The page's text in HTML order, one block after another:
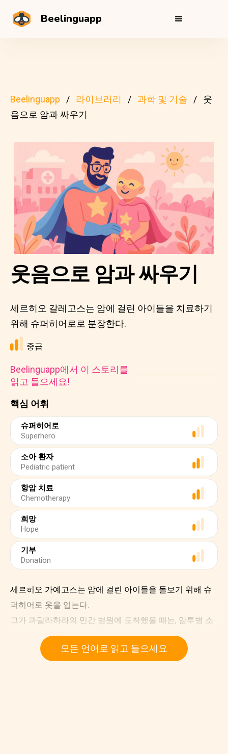
Beelinguapp
Beelinguapp 라이브러리 과학 및 기술
웃
음으로 암과 싸우기
핵심 어휘
슈퍼히어로
Superhero
소아 환자
Pediatric patient
항암 치료
Chemotherapy
희망
Hope
기부
Donation
웃음으로 암과 싸우기
세르히오 갈레고스는 암에 걸린 아이들을 치료하기
위해 슈퍼히어로로 분장한다.
중급
Beelinguapp에서 이 스토리를
읽고 들으세요!
세르히오 가예고스는 암에 걸린 아이들을 돌보기 위해 슈
퍼히어로 옷을 입는다.
그가 과달라하라의 민간 병원에 도착했을 때는, 암투병 소
아과 환자의 34%만이 병이 완치되었지만, 이 수치는 80%
로 증가하였다. UN이 지정한 암의 날인 2월 4일은 과달라
모든 언어로 읽고 들으세요